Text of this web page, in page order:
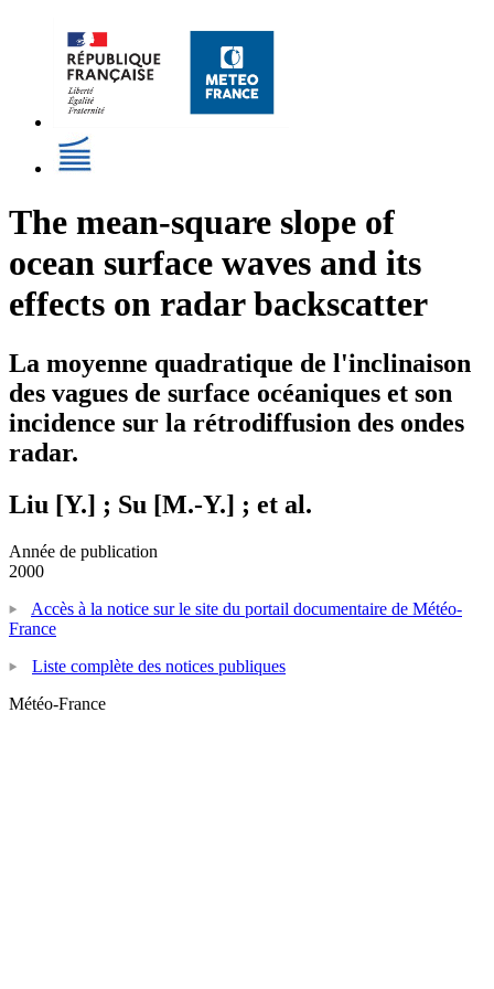
The mean-square slope of
ocean surface waves and its
effects on radar backscatter
La moyenne quadratique de l'inclinaison
des vagues de surface océaniques et son
incidence sur la rétrodiffusion des ondes
radar.
Liu [Y.] ; Su [M.-Y.] ; et al.
Année de publication
2000
Accès à la notice sur le site du portail documentaire de Météo-
France
Liste complète des notices publiques
Météo-France